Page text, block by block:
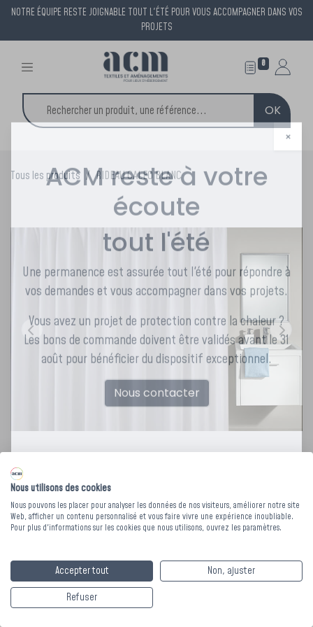
NOTRE ÉQUIPE RESTE JOIGNABLE TOUT L'ÉTÉ POUR VOUS ACCOMPAGNER DANS VOS
PROJETS
0
OK
Tous les produits RIDEAU CALEO BLANC
RIDEAU CALEO
BLANC
Le rideau Caleo est conçu pour allier hygiène et confort, ce
×
ACM reste à votre
écoute
tout l'été
Une permanence est assurée tout l'été pour répondre à
Vous avez un projet de protection contre la chaleur ?
Les bons de commande doivent être validés avant le 31
août pour bénéficier du dispositif exceptionnel.
Nous contacter
Nous utilisons des cookies
Nous pouvons les placer pour analyser les données de nos visiteurs, améliorer notre site
Web, afficher un contenu personnalisé et vous faire vivre une expérience inoubliable.
Pour plus d'informations sur les cookies que nous utilisons, ouvrez les paramètres.
Accepter tout
Non, ajuster
Refuser